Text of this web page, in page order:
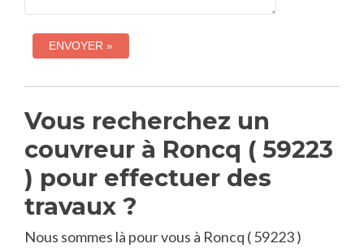
Vous recherchez un
couvreur à Roncq ( 59223
) pour effectuer des
travaux ?
Nous sommes là pour vous à Roncq ( 59223 )